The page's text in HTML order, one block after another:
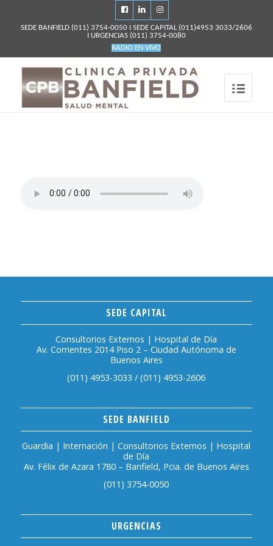
SEDE BANFIELD (011) 3754-0050I SEDE CAPITAL (011)4953 3033/2606
I URGENCIAS (011) 3754-0080
RADIO EN VIVO
SEDE CAPITAL
Consultorios Externos | Hospital de Día
Av. Corrientes 2014 Piso 2 – Ciudad Autónoma de
Buenos Aires
(011) 4953-3033/(011) 4953-2606
SEDE BANFIELD
Guardia | Internación | Consultorios Externos | Hospital
de Día
Av. Félix de Azara 1780 – Banfield, Pcia. de Buenos Aires
(011) 3754-0050
URGENCIAS